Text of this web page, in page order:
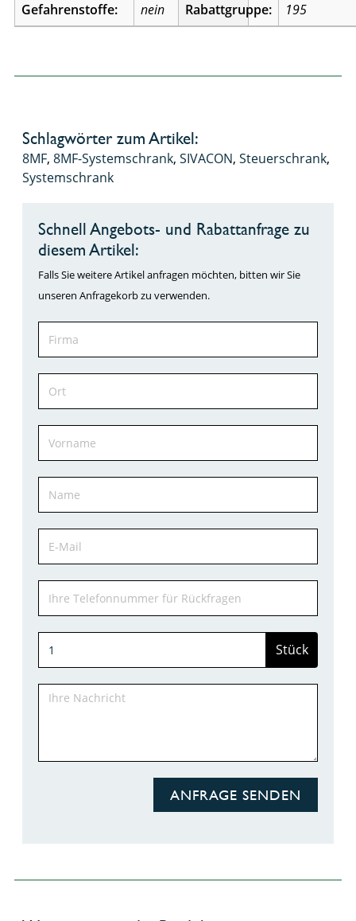
Gefahrenstoffe:
nein
Rabattgruppe:
195
Schlagwörter zum Artikel:
8MF, 8MF-Systemschrank, SIVACON, Steuerschrank,
Systemschrank
Schnell Angebots- und Rabattanfrage zu
diesem Artikel:
Falls Sie weitere Artikel anfragen möchten, bitten wir Sie
unseren Anfragekorb zu verwenden.
Stück
ANFRAGE SENDEN